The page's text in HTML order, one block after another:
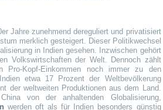
Jahre zunehmend dereguliert und privatisiert
merklich gesteigert. Dieser Politikwechsel
in Indien gesehen. Inzwischen gehört
Volkswirtschaften der Welt. Dennoch zählt
Pro-Kopf-Einkommen noch immer zu den
etwa 17 Prozent der Weltbevölkerung
der weltweiten Produktionen aus dem Land.
von der anhaltenden Globalisierung,
werden oft als für Indien besonders günstig